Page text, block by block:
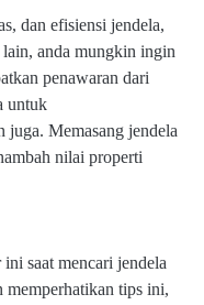
dan efisiensi jendela,
lain, anda mungkin ingin
penawaran dari
untuk
juga. Memasang jendela
nilai properti
saat mencari jendela
memperhatikan tips ini,